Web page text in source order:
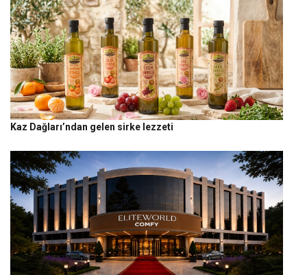
Kaz Dağları’ndan gelen sirke lezzeti